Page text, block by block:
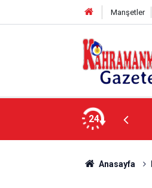
Manşetler
24
Anasayfa